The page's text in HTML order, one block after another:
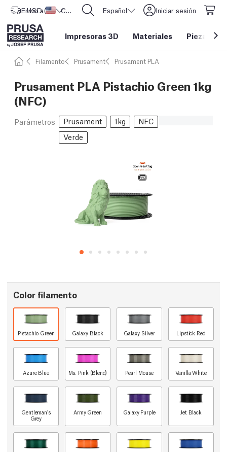
Envío a Estados Unidos
USD ($) CORE One L: ¡Ya disponible! Español Iniciar sesión
Impresoras 3D Materiales Piezas y
Filamento Prusament Prusament PLA
Prusament PLA Pistachio Green 1kg
(NFC)
Parámetros Prusament 1kg
NFC
Verde
Color filamento
Pistachio Green Galaxy Black Galaxy Silver Lipstick Red
Azure Blue Ms. Pink (Blend) Pearl Mouse Vanilla White
Gentleman's
Grey
Army Green Galaxy Purple Jet Black